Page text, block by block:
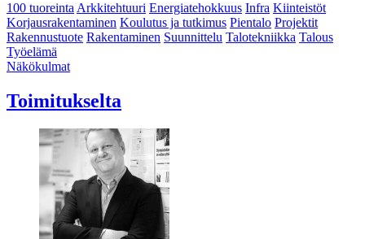
100 tuoreintaArkkitehtuuri Energiatehokkuus Infra Kiinteistöt
Korjausrakentaminen Koulutus ja tutkimus Pientalo Projektit
Rakennustuote Rakentaminen Suunnittelu Talotekniikka Talous
Työelämä
Näkökulmat
Toimitukselta